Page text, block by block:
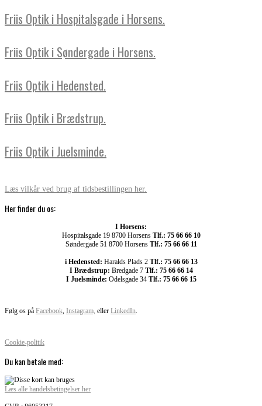
Friis Optik i Hospitalsgade i Horsens.
Friis Optik i Søndergade i Horsens.
Friis Optik i Hedensted.
Friis Optik i Brædstrup.
Friis Optik i Juelsminde.
Læs vilkår ved brug af tidsbestillingen her.
Her finder du os:
I Horsens:
Hospitalsgade 19 8700 Horsens Tlf.: 75 66 66 10
Søndergade 51 8700 Horsens Tlf.: 75 66 66 11
i Hedensted: Haralds Plads 2 Tlf.: 75 66 66 13
I Brædstrup: Bredgade 7 Tlf.: 75 66 66 14
I Juelsminde: Odelsgade 34 Tlf.: 75 66 66 15
Følg os på Facebook, Instagram, eller LinkedIn.
Cookie-politik
Du kan betale med:
Læs alle handelsbetingelser her